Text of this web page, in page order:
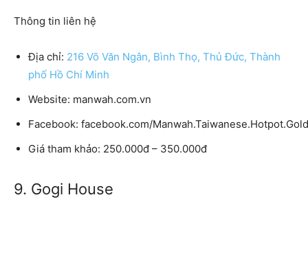
Thông tin liên hệ
Địa chỉ: 216 Võ Văn Ngân, Bình Thọ, Thủ Đức, Thành
phố Hồ Chí Minh
Website: manwah.com.vn
Facebook: facebook.com/
Giá tham khảo: 250.000đ – 350.000đ
9. Gogi House